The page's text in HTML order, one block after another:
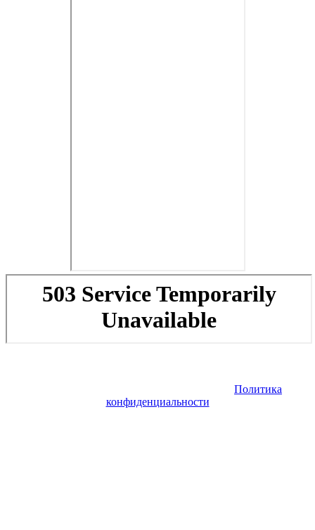
Политика
конфиденциальности